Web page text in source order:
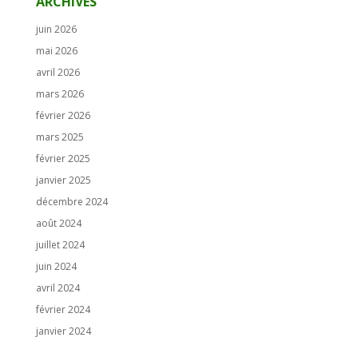
juin 2026
mai 2026
avril 2026
mars 2026
février 2026
mars 2025
février 2025
janvier 2025
décembre 2024
août 2024
juillet 2024
juin 2024
avril 2024
février 2024
janvier 2024